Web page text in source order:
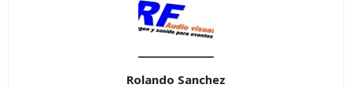
Rolando Sanchez